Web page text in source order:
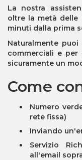
La nostra
oltre la metà delle
minuti dalla prima
Naturalmente
commerciali e per
sicuramente un
Come
Numero
rete fissa)
Inviando
Servizio
all'email